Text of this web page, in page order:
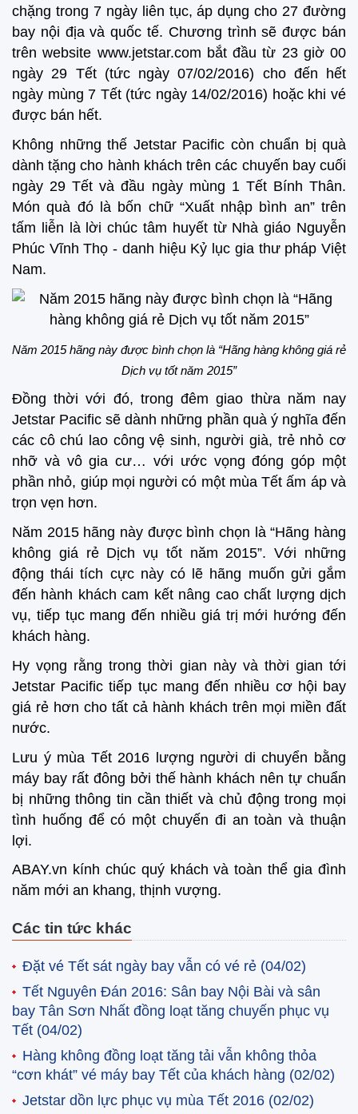
chặng trong 7 ngày liên tục, áp dụng cho 27 đường
bay nội địa và quốc tế. Chương trình sẽ được bán
trên website www.jetstar.com bắt đầu từ 23 giờ 00
ngày 29 Tết (tức ngày 07/02/2016) cho đến hết
ngày mùng 7 Tết (tức ngày 14/02/2016) hoặc khi vé
được bán hết.
Không những thế Jetstar Pacific còn chuẩn bị quà
dành tặng cho hành khách trên các chuyến bay cuối
ngày 29 Tết và đầu ngày mùng 1 Tết Bính Thân.
Món quà đó là bốn chữ “Xuất nhập bình an” trên
tấm liễn là lời chúc tâm huyết từ Nhà giáo Nguyễn
Phúc Vĩnh Thọ - danh hiệu Kỷ lục gia thư pháp Việt
Nam.
Năm 2015 hãng này được bình chọn là “Hãng hàng không giá rẻ
Dịch vụ tốt năm 2015”
Đồng thời với đó, trong đêm giao thừa năm nay
Jetstar Pacific sẽ dành những phần quà ý nghĩa đến
các cô chú lao công vệ sinh, người già, trẻ nhỏ cơ
nhỡ và vô gia cư… với ước vọng đóng góp một
phần nhỏ, giúp mọi người có một mùa Tết ấm áp và
trọn vẹn hơn.
Năm 2015 hãng này được bình chọn là “Hãng hàng
không giá rẻ Dịch vụ tốt năm 2015”. Với những
động thái tích cực này có lẽ hãng muốn gửi gắm
đến hành khách cam kết nâng cao chất lượng dịch
vụ, tiếp tục mang đến nhiều giá trị mới hướng đến
khách hàng.
Hy vọng rằng trong thời gian này và thời gian tới
Jetstar Pacific tiếp tục mang đến nhiều cơ hội bay
giá rẻ hơn cho tất cả hành khách trên mọi miền đất
nước.
Lưu ý mùa Tết 2016 lượng người di chuyển bằng
máy bay rất đông bởi thế hành khách nên tự chuẩn
bị những thông tin cần thiết và chủ động trong mọi
tình huống để có một chuyến đi an toàn và thuận
lợi.
ABAY.vn kính chúc quý khách và toàn thể gia đình
năm mới an khang, thịnh vượng.
Các tin tức khác
Đặt vé Tết sát ngày bay vẫn có vé rẻ (04/02)
Tết Nguyên Đán 2016: Sân bay Nội Bài và sân
bay Tân Sơn Nhất đồng loạt tăng chuyến phục vụ
Tết (04/02)
Hàng không đồng loạt tăng tải vẫn không thỏa
“cơn khát” vé máy bay Tết của khách hàng (02/02)
Jetstar dồn lực phục vụ mùa Tết 2016 (02/02)